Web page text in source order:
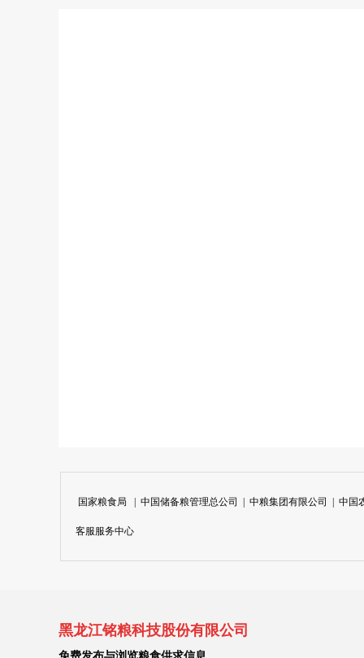
国家粮食局 中国储备粮管理总公司 中粮集团有限公司 中国
客服服务中心
黑龙江铭粮科技股份有限公司